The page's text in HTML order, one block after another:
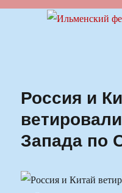
Ильменский
Россия и
Запада по